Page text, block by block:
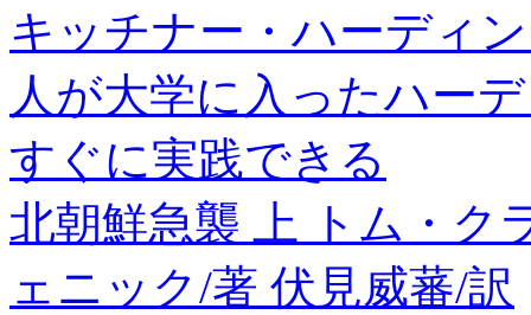
キッチナー・ハーディ
人が大学に入ったハー
すぐに実践できる
北朝鮮急襲 上 トム・ク
ェニック/著 伏見威蕃/訳